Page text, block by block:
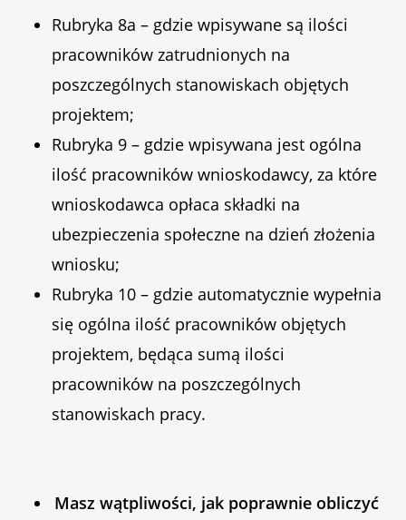
Rubryka 8a – gdzie wpisywane są ilości
pracowników zatrudnionych na
poszczególnych stanowiskach objętych
projektem;
Rubryka 9 – gdzie wpisywana jest ogólna
ilość pracowników wnioskodawcy, za które
wnioskodawca opłaca składki na
ubezpieczenia społeczne na dzień złożenia
wniosku;
Rubryka 10 – gdzie automatycznie wypełnia
się ogólna ilość pracowników objętych
projektem, będąca sumą ilości
pracowników na poszczególnych
stanowiskach pracy.
Masz wątpliwości, jak poprawnie obliczyć